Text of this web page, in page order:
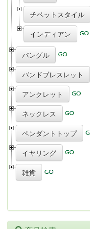
チベットスタイル
インディアン
バングル
バンドブレスレット
アンクレット
ネックレス
ペンダントトップ
イヤリング
雑貨